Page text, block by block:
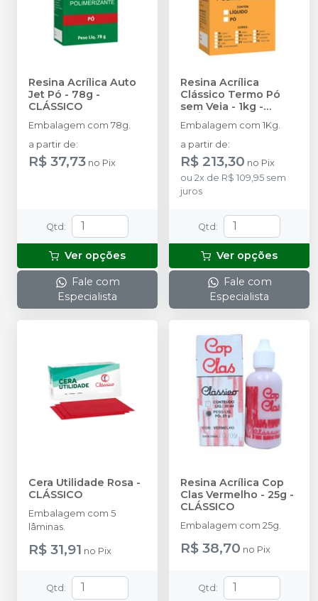
Resina Acrílica Auto
Jet Pó - 78g -
CLÁSSICO
Embalagem com 78g.
a partir de:
R$ 37,73 no Pix
Qtd:
Ver opções
Fale com
Especialista
Resina Acrílica
Clássico Termo Pó
sem Veia - 1kg -
CLÁSSICO
Embalagem com 1Kg.
a partir de:
R$ 213,30 no Pix
ou 2x de R$ 109,95 sem
juros
Qtd:
Ver opções
Fale com
Especialista
Cera Utilidade Rosa -
CLÁSSICO
Embalagem com 5
lâminas.
R$ 31,91 no Pix
Qtd :
Resina Acrílica Cop
Clas Vermelho - 25g -
CLÁSSICO
Embalagem com 25g.
R$ 38,70 no Pix
Qtd :